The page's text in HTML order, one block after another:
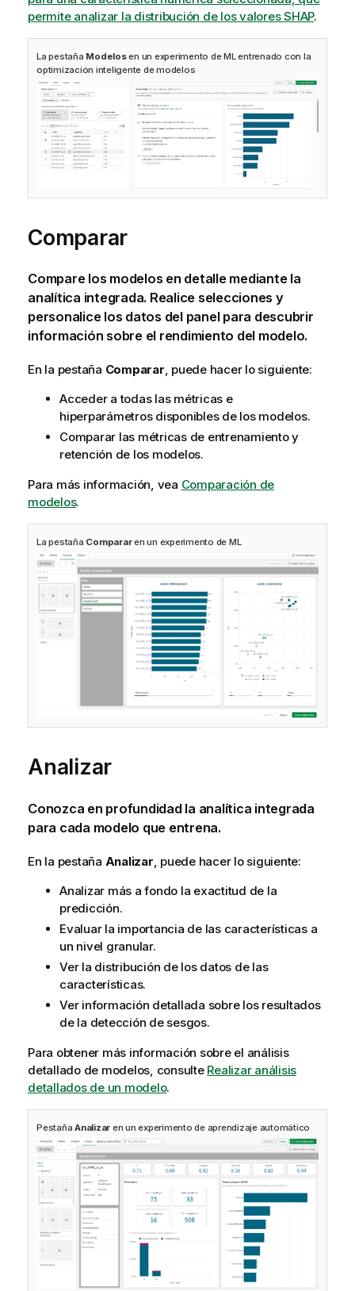
permite analizar la distribución de los valores SHAP.
La pestaña Modelosen un experimento de ML entrenado con la
optimización inteligente de modelos
Comparar
Compare los modelos en detalle mediante la
analítica integrada. Realice selecciones y
personalice los datos del panel para descubrir
información sobre el rendimiento del modelo.
En la pestaña Comparar, puede hacer lo siguiente:
Acceder a todas las métricas e
hiperparámetros disponibles de los modelos.
Comparar las métricas de entrenamiento y
retención de los modelos.
Para más información, vea Comparación de
modelos.
La pestaña Compararen un experimento de ML
Analizar
Conozca en profundidad la analítica integrada
para cada modelo que entrena.
En la pestaña Analizar , puede hacer lo siguiente:
Analizar más a fondo la exactitud de la
predicción.
Evaluar la importancia de las características a
un nivel granular.
Ver la distribución de los datos de las
características.
Ver información detallada sobre los resultados
de la detección de sesgos.
Para obtener más información sobre el análisis
detallado de modelos, consulte Realizar análisis
detallados de un modelo.
Pestaña Analizar en un experimento de aprendizaje automático